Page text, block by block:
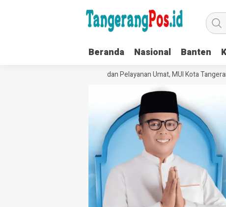
Beranda Nasional Banten
Tata Kelola Organisasi dan Pelayanan Umat, MUI Kota Tangerang